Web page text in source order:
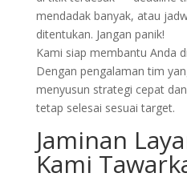
mendadak banyak, atau
ditentukan. Jangan panik!
Kami siap membantu Anda
Dengan pengalaman tim
menyusun strategi cepat
tetap selesai sesuai target.
Jaminan
Kami